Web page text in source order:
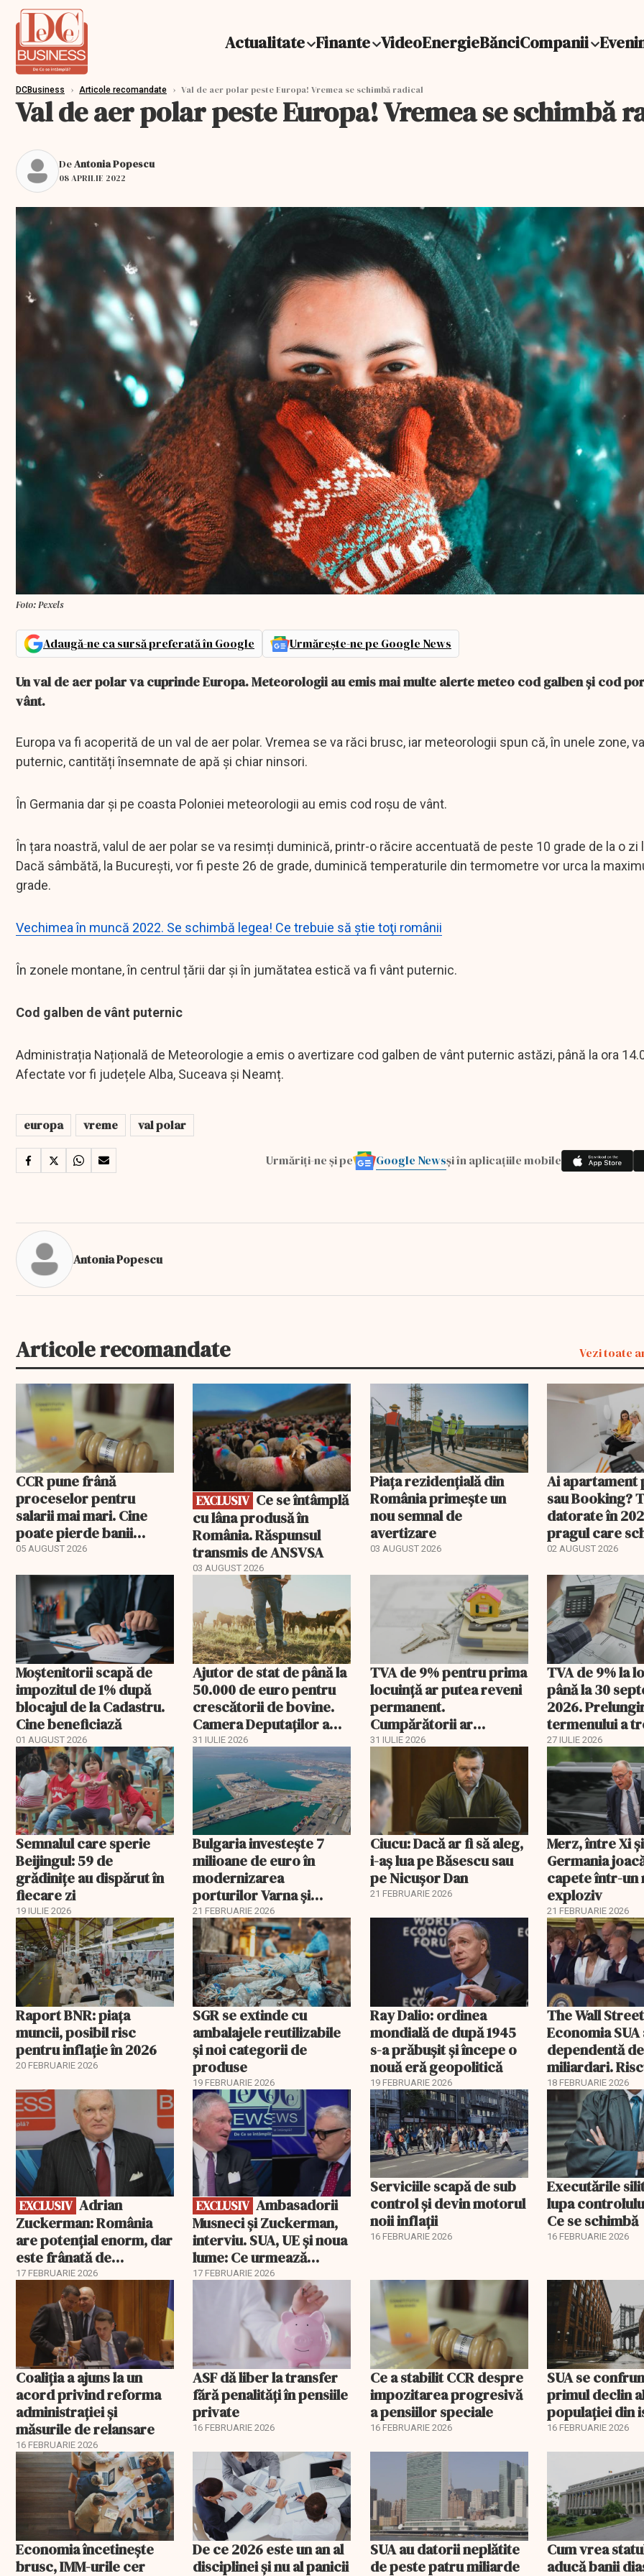
Actualitate Finante VideoEnergieBănciCompanii
DCBusiness › Articole recomandate › Val de aer polar peste Europa! Vremea se schimbă radical
Val de aer polar peste Europa! Vremea se schimbă
DeAntonia Popescu
08 APRILIE 2022
Foto: Pexels
Adaugă-ne ca sursă preferată în Google Urmărește-ne pe Google News
Un val de aer polar va cuprinde Europa. Meteorologii au emis mai multe alerte meteo cod galben și cod
vânt.
Europa va fi acoperită de un val de aer polar. Vremea se va răci brusc, iar meteorologii spun că, în unele zone,
puternic, cantități însemnate de apă și chiar ninsori.
În Germania dar și pe coasta Poloniei meteorologii au emis cod roșu de vânt.
În țara noastră, valul de aer polar se va resimți duminică, printr-o răcire accentuată de peste 10 grade de la o zi
Dacă sâmbătă, la București, vor fi peste 26 de grade, duminică temperaturile din termometre vor urca la
grade.
Vechimea în muncă 2022. Se schimbă legea! Ce trebuie să ştie toţi românii
În zonele montane, în centrul țării dar și în jumătatea estică va fi vânt puternic.
Cod galben de vânt puternic
Administrația Națională de Meteorologie a emis o avertizare cod galben de vânt puternic astăzi, până la ora
Afectate vor fi județele Alba, Suceava și Neamț.
europa vreme val polar
Urmăriți-ne și pe Google Newsși în aplicațiile mobile
Antonia Popescu
Articole recomandate Vezi toate
CCR pune frână
proceselor pentru
salarii mai mari. Cine
poate pierde banii
ceruți statului
05 AUGUST 2026
EXCLUSIV
EXCLUSIV
cu lâna produsă în
România. Răspunsul
transmis de ANSVSA
03 AUGUST 2026
Piața rezidențială din
România primește un
nou semnal de
avertizare
03 AUGUST 2026
Ai apartament
sau Booking?
datorate în
pragul care
regimul fiscal
02 AUGUST 2026
Moștenitorii scapă de
impozitul de 1% după
blocajul de la Cadastru.
Cine beneficiază
01 AUGUST 2026
Ajutor de stat de până la
50.000 de euro pentru
crescătorii de bovine.
Camera Deputaților a
aprobat schema
31 IULIE 2026
TVA de 9% pentru prima
locuință ar putea reveni
permanent.
Cumpărătorii ar
economisi zeci de mii de
31 IULIE 2026
TVA de 9% la
până la 30
2026.
termenului a
comisia din
27 IULIE 2026
Semnalul care sperie
Beijingul: 59 de
grădinițe au dispărut în
fiecare zi
19 IULIE 2026
Bulgaria investește 7
milioane de euro în
modernizarea
porturilor Varna și
Burgas
21 FEBRUARIE 2026
Ciucu: Dacă ar fi să aleg,
i-aș lua pe Băsescu sau
pe Nicușor Dan
21 FEBRUARIE 2026
Merz, între Xi
Germania
capete într-un
exploziv
21 FEBRUARIE 2026
Raport BNR: piața
muncii, posibil risc
pentru inflație în 2026
20 FEBRUARIE 2026
SGR se extinde cu
ambalajele reutilizabile
și noi categorii de
produse
19 FEBRUARIE 2026
Ray Dalio: ordinea
mondială de după 1945
s-a prăbușit și începe o
nouă eră geopolitică
19 FEBRUARIE 2026
The Wall
Economia
dependentă de
miliardari.
pentru burse
18 FEBRUARIE 2026
EXCLUSIV
EXCLUSIV
Zuckerman: România
are potențial enorm, dar
este frânată de
corupție, companii de
stat și influența
propagandei ruse
17 FEBRUARIE 2026
EXCLUSIV
EXCLUSIV Ambasadorii
Musneci și Zuckerman,
interviu. SUA, UE și noua
lume: Ce urmează
pentru România
17 FEBRUARIE 2026
Serviciile scapă de sub
control și devin motorul
noii inflații
16 FEBRUARIE 2026
Executările
lupa
Ce se schimbă
16 FEBRUARIE 2026
Coaliția a ajuns la un
acord privind reforma
administrației și
măsurile de relansare
16 FEBRUARIE 2026
ASF dă liber la transfer
fără penalități în pensiile
private
16 FEBRUARIE 2026
Ce a stabilit CCR despre
impozitarea progresivă
a pensiilor speciale
16 FEBRUARIE 2026
SUA se
primul declin
populației din
16 FEBRUARIE 2026
Economia încetinește
brusc, IMM-urile cer
De ce 2026 este un an al
disciplinei și nu al panicii
SUA au datorii neplătite
de peste patru miliarde
Cum vrea
aducă banii